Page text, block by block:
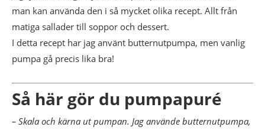
man kan använda den i så mycket olika recept. Allt från
matiga sallader till soppor och dessert.
I detta recept har jag använt butternutpumpa, men vanlig
pumpa gå precis lika bra!
Så här gör du pumpapuré
– Skala och kärna ut pumpan. Jag använde butternutpumpa,